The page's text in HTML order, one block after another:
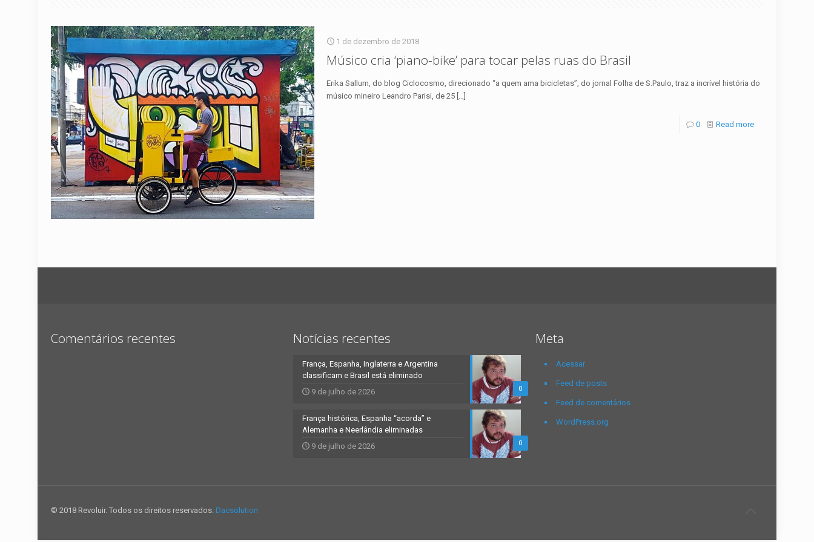
1 de dezembro de 2018
Músico cria ‘piano-bike’ para tocar pelas ruas do Brasil
Erika Sallum, do blog Ciclocosmo, direcionado “a quem ama bicicletas”, do jornal Folha de S.Paulo, traz a incrível história do
músico mineiro Leandro Parisi, de 25 […]
0 Read more
Comentários recentes Notícias recentes
0
França, Espanha, Inglaterra e Argentina
classificam e Brasil está eliminado
9 de julho de 2026
0
França histórica, Espanha “acorda” e
Alemanha e Neerlândia eliminadas
9 de julho de 2026
Meta
Acessar
Feed de posts
Feed de comentários
WordPress.org
© 2018 Revoluir. Todos os direitos reservados. Dacsolution